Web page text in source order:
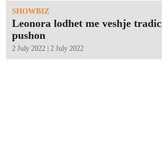
SHOWBIZ
Leonora lodhet me veshje
pushon
2 July 2022 | 2 July 2022